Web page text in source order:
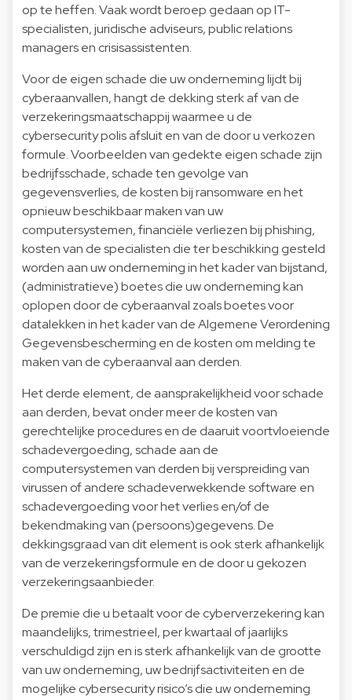
op te heffen. Vaak wordt beroep gedaan op IT-
specialisten, juridische adviseurs, public relations
managers en crisisassistenten.
Voor de eigen schade die uw onderneming lijdt bij
cyberaanvallen, hangt de dekking sterk af van de
verzekeringsmaatschappij waarmee u de
cybersecurity polis afsluit en van de door u verkozen
formule. Voorbeelden van gedekte eigen schade zijn
bedrijfsschade, schade ten gevolge van
gegevensverlies, de kosten bij ransomware en het
opnieuw beschikbaar maken van uw
computersystemen, financiële verliezen bij phishing,
kosten van de specialisten die ter beschikking gesteld
worden aan uw onderneming in het kader van bijstand,
(administratieve) boetes die uw onderneming kan
oplopen door de cyberaanval zoals boetes voor
datalekken in het kader van de Algemene Verordening
Gegevensbescherming en de kosten om melding te
maken van de cyberaanval aan derden.
Het derde element, de aansprakelijkheid voor schade
aan derden, bevat onder meer de kosten van
gerechtelijke procedures en de daaruit voortvloeiende
schadevergoeding, schade aan de
computersystemen van derden bij verspreiding van
virussen of andere schadeverwekkende software en
schadevergoeding voor het verlies en/of de
bekendmaking van (persoons)gegevens. De
dekkingsgraad van dit element is ook sterk afhankelijk
van de verzekeringsformule en de door u gekozen
verzekeringsaanbieder.
De premie die u betaalt voor de cyberverzekering kan
maandelijks, trimestrieel, per kwartaal of jaarlijks
verschuldigd zijn en is sterk afhankelijk van de grootte
van uw onderneming, uw bedrijfsactiviteiten en de
mogelijke cybersecurity risico’s die uw onderneming